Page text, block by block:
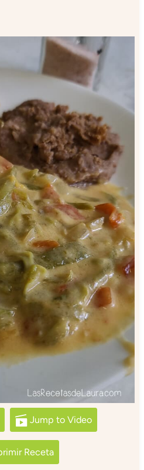
Jump to Video
Receta